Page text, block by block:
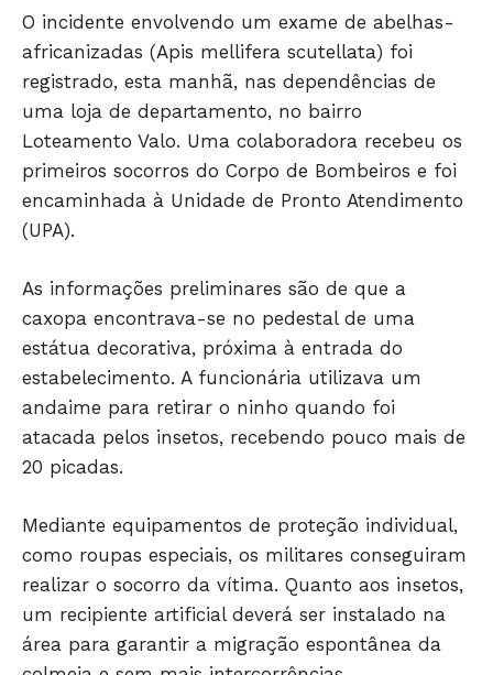
JUNTE-SE NO WHATSAPP
O incidente envolvendo um exame de abelhas-
africanizadas (Apis mellifera scutellata) foi
registrado, esta manhã, nas dependências de
uma loja de departamento, no bairro
Loteamento Valo. Uma colaboradora recebeu os
primeiros socorros do Corpo de Bombeiros e foi
encaminhada à Unidade de Pronto Atendimento
(UPA).
As informações preliminares são de que a
caxopa encontrava-se no pedestal de uma
estátua decorativa, próxima à entrada do
estabelecimento. A funcionária utilizava um
andaime para retirar o ninho quando foi
atacada pelos insetos, recebendo pouco mais de
20 picadas.
Mediante equipamentos de proteção individual,
como roupas especiais, os militares conseguiram
realizar o socorro da vítima. Quanto aos insetos,
um recipiente artificial deverá ser instalado na
área para garantir a migração espontânea da